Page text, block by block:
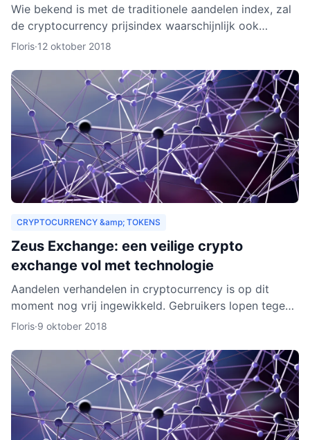
Wie bekend is met de traditionele aandelen index, zal
de cryptocurrency prijsindex waarschijnlijk ook
interessant vinden. In dit artikel behandelen we hoe
Floris·12 oktober 2018
CRYPTOCURRENCY &amp; TOKENS
Zeus Exchange: een veilige crypto
exchange vol met technologie
Aandelen verhandelen in cryptocurrency is op dit
moment nog vrij ingewikkeld. Gebruikers lopen tegen
drempels aan. Er gelden bijvoorbeeld strenge regels,
Floris·9 oktober 2018